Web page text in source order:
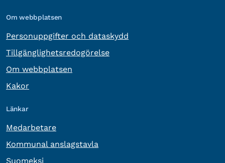
Om webbplatsen
Personuppgifter och dataskydd
Tillgänglighetsredogörelse
Om webbplatsen
Kakor
Länkar
Medarbetare
Kommunal anslagstavla
Suomeksi